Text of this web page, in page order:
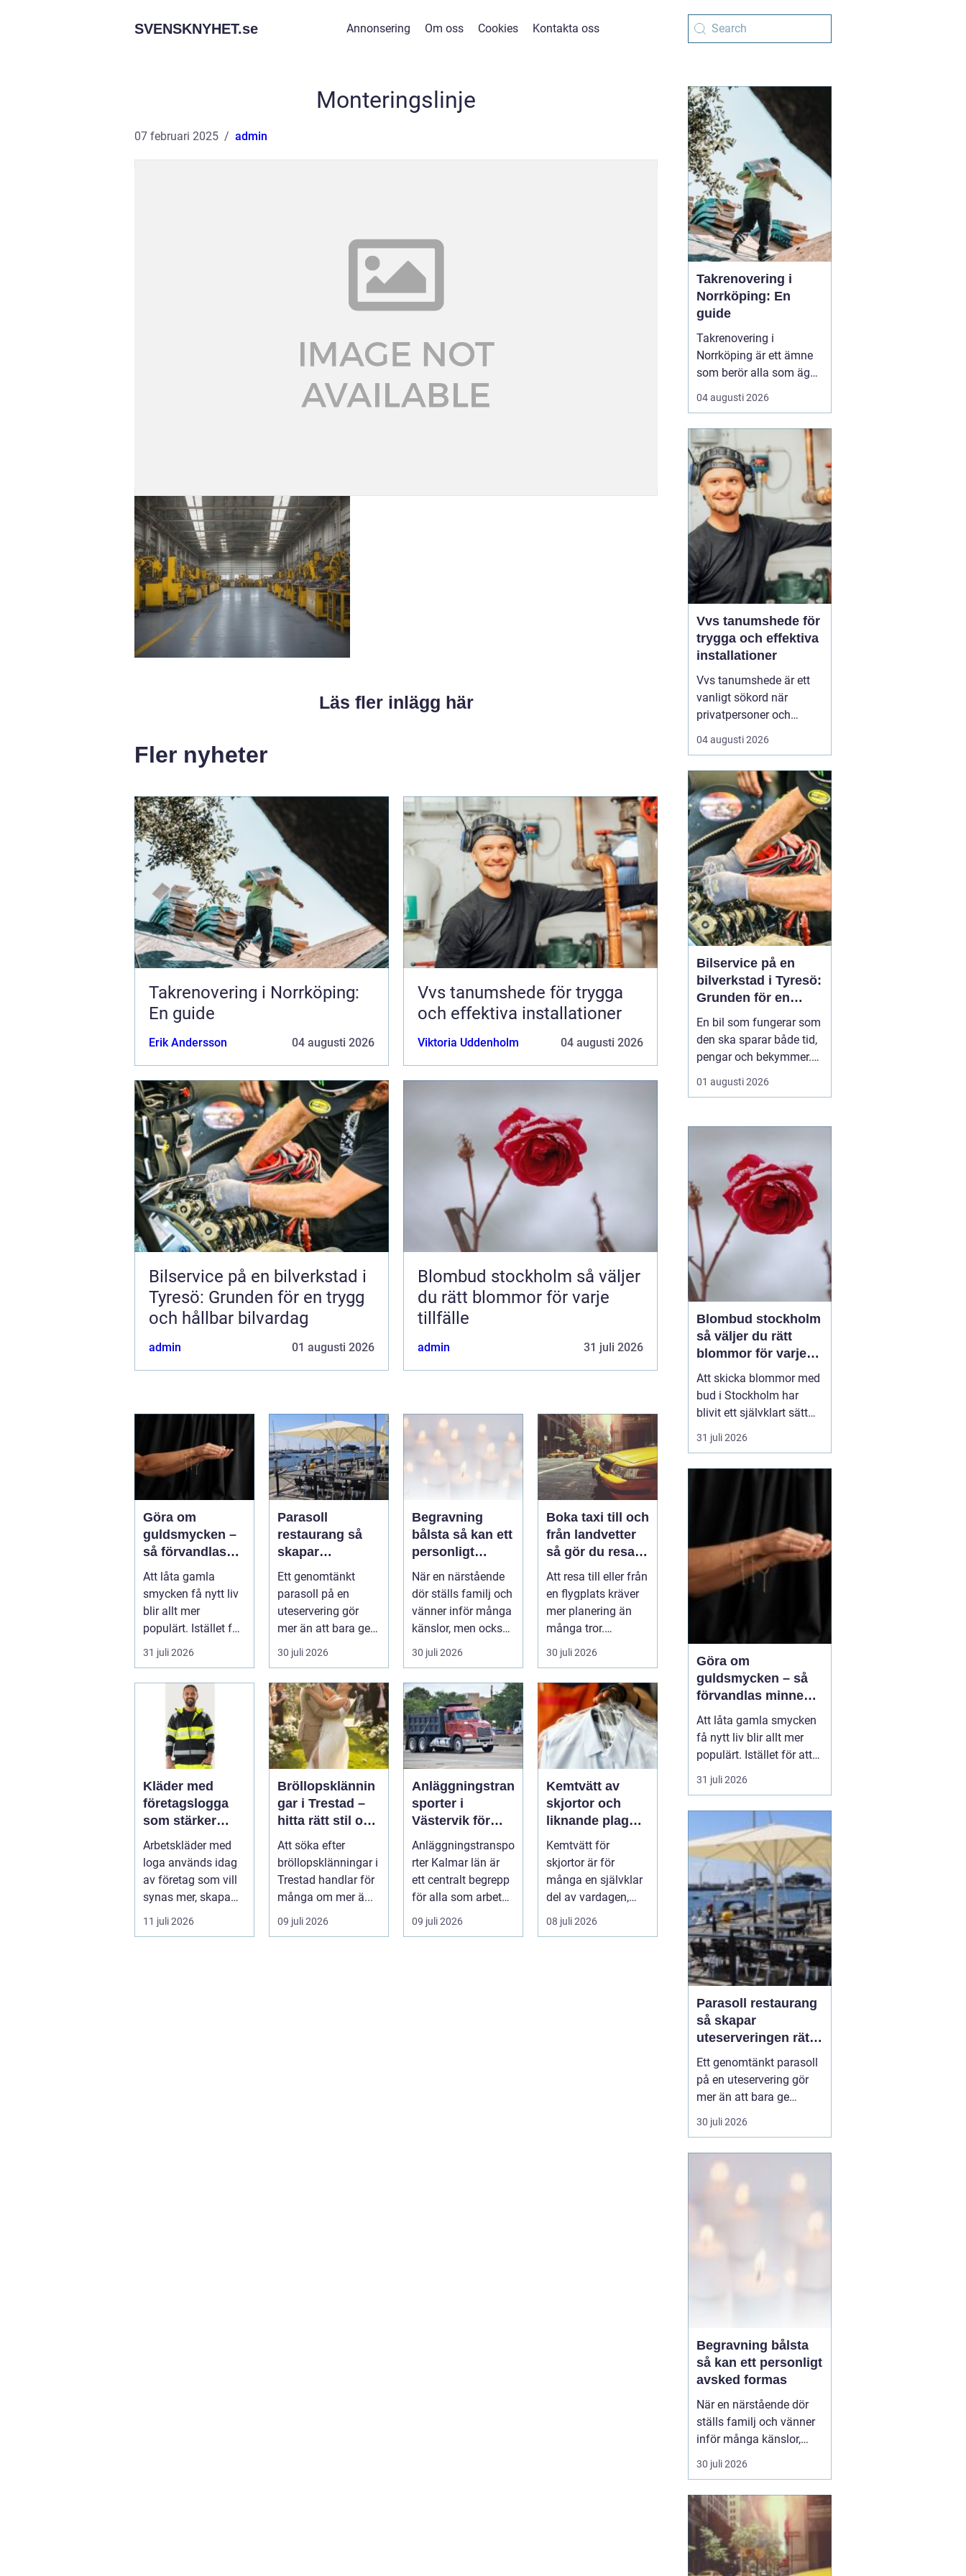
SVENSKNYHET.se Annonsering Om oss Cookies Kontakta oss
Monteringslinje
07 februari 2025 admin
Läs fler inlägg här
Fler nyheter
Takrenovering i Norrköping:
En guide
Erik Andersson 04 augusti 2026
Vvs tanumshede för trygga
och effektiva installationer
Viktoria Uddenholm 04 augusti 2026
Bilservice på en bilverkstad i
Tyresö: Grunden för en trygg
och hållbar bilvardag
admin 01 augusti 2026
Blombud stockholm så väljer
du rätt blommor för varje
tillfälle
admin 31 juli 2026
Göra om
guldsmycken –
så förvandlas
minnen till nya
favoriter
Att låta gamla
smycken få nytt liv
blir allt mer
populärt. Istället för
a...
31 juli 2026
Parasoll
restaurang så
skapar
uteserveringen
rätt känsla året
runt
Ett genomtänkt
parasoll på en
uteservering gör
mer än att bara ge
skugga. Det
påverkar hur länge
gäs...
30 juli 2026
Begravning
bålsta så kan ett
personligt
avsked formas
När en närstående
dör ställs familj och
vänner inför många
känslor, men också
praktiska beslut. En
b...
30 juli 2026
Boka taxi till och
från landvetter
så gör du resan
trygg och
smidig
Att resa till eller från
en flygplats kräver
mer planering än
många tror.
Flygtider, packning,
säker...
30 juli 2026
Kläder med
företagslogga
som stärker
varumärket
varje dag
Arbetskläder med
loga används idag
av företag som vill
synas mer, skapa
stolthet inte...
11 juli 2026
Bröllopsklännin
gar i Trestad –
hitta rätt stil och
passform inför
den stora dagen
Att söka efter
bröllopsklänningar i
Trestad handlar för
många om mer ä...
09 juli 2026
Anläggningstran
sporter i
Västervik för
effektiva
byggprojekt
Anläggningstranspo
rter Kalmar län är
ett centralt begrepp
för alla som arbetar
m...
09 juli 2026
Kemtvätt av
skjortor och
liknande plagg:
Så fungerar
professionell
klädvård i
praktiken
Kemtvätt för
skjortor är för
många en självklar
del av vardagen,
men ...
08 juli 2026
Takrenovering i
Norrköping: En
guide
Takrenovering i
Norrköping är ett ämne
som berör alla som äger
hus, radhus eller
flerfamiljshus i området.
viktigaste skydd mot
regn, snö och fukt, och
en i tid genomförd
renovering kan sp...
04 augusti 2026
Vvs tanumshede för
trygga och effektiva
installationer
Vvs tanumshede är ett
vanligt sökord när
privatpersoner och
företag behöver hjälp
med värme, vatten och
Många undrar vad som
skiljer en seriös vvs
partner från en tillfällig
lösning, hur en
installation bör gå till
och vilka...
04 augusti 2026
Bilservice på en
bilverkstad i Tyresö:
Grunden för en
trygg och hållbar
bilvardag
En bil som fungerar som
den ska sparar både tid,
pengar och bekymmer.
För många förare blir
servicefrågan ändå
tills en varningslampa
känns fel. Ge...
01 augusti 2026
Blombud stockholm
så väljer du rätt
blommor för varje
tillfälle
Att skicka blommor med
bud i Stockholm har
blivit ett självklart sätt
att visa omtanke, fira
stora händelser eller
svårt att formulera i ord.
sekunder, oavsett om
mottagaren befinner sig
på konto...
31 juli 2026
Göra om
guldsmycken – så
förvandlas minnen
till nya favoriter
Att låta gamla smycken
få nytt liv blir allt mer
populärt. Istället för att
låta arvegods ligga i en
låda kan de formas om
passar stilen i dag och
bär med sig historien.
N&au...
31 juli 2026
Parasoll restaurang
så skapar
uteserveringen rätt
känsla året runt
Ett genomtänkt parasoll
på en uteservering gör
mer än att bara ge
skugga. Det påverkar hur
länge gästerna stannar,
och om de väljer att
komma tillbaka. När
kraven på komfort,
30 juli 2026
Begravning bålsta
så kan ett personligt
avsked formas
När en närstående dör
ställs familj och vänner
inför många känslor,
men också praktiska
beslut.
ceremoni i någon av
Håbo församlings kyrkor
eller ka...
30 juli 2026